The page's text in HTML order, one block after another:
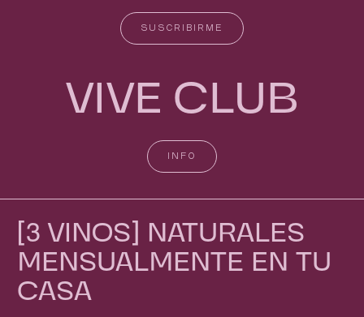
SUSCRIBIRME
VIVE CLUB
INFO
[3 VINOS] NATURALES
MENSUALMENTE EN TU
CASA